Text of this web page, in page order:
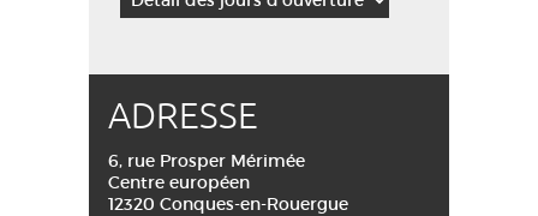
ADRESSE
6, rue Prosper Mérimée
Centre européen
12320 Conques-en-Rouergue